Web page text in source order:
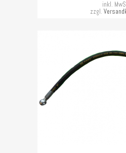
inkl.
zzgl.